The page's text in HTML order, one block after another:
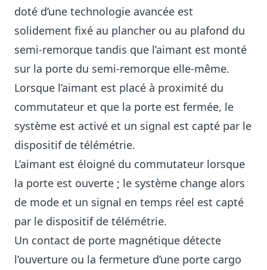
doté d’une technologie avancée est
solidement fixé au plancher ou au plafond du
semi-remorque tandis que l’aimant est monté
sur la porte du semi-remorque elle-même.
Lorsque l’aimant est placé à proximité du
commutateur et que la porte est fermée, le
système est activé et un signal est capté par le
dispositif de télémétrie.
L’aimant est éloigné du commutateur lorsque
la porte est ouverte ; le système change alors
de mode et un signal en temps réel est capté
par le dispositif de télémétrie.
Un contact de porte magnétique détecte
l’ouverture ou la fermeture d’une porte cargo